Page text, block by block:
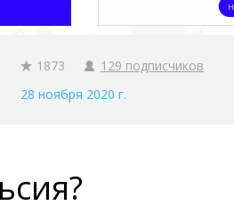
1873
129 подписчиков
28 ноября 2020 г.